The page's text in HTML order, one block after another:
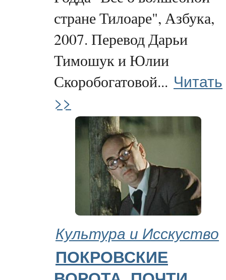
стране Тилоаре", Азбука,
2007. Перевод Дарьи
Тимошук и Юлии
Скоробогатовой... Читать
>>
Культура и Исскуство
ПОКРОВСКИЕ